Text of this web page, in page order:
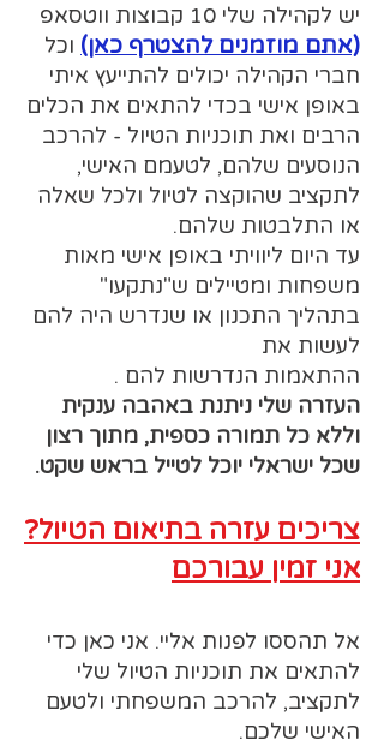
יש לקהילה שלי 10 קבוצות ווטסאפ
(אתם מוזמנים להצטרף כאן) וכל
חברי הקהילה יכולים להתייעץ איתי
באופן אישי בכדי להתאים את הכלים
הרבים ואת תוכניות הטיול - להרכב
הנוסעים שלהם, לטעמם האישי,
לתקציב שהוקצה לטיול ולכל שאלה
או התלבטות שלהם.
עד היום ליוויתי באופן אישי מאות
משפחות ומטיילים ש"נתקעו"
בתהליך התכנון או שנדרש היה להם
לעשות את
ההתאמות הנדרשות להם .
העזרה שלי ניתנת באהבה ענקית
וללא כל תמורה כספית, מתוך רצון
שכל ישראלי יוכל לטייל בראש שקט.
צריכים עזרה בתיאום הטיול?
אני זמין עבורכם
אל תהססו לפנות אליי. אני כאן כדי
להתאים את תוכניות הטיול שלי
לתקציב, להרכב המשפחתי ולטעם
האישי שלכם.